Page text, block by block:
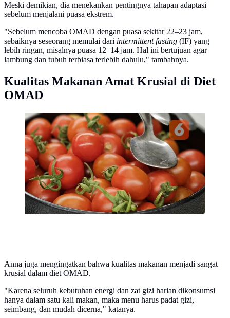
Meski demikian, dia menekankan pentingnya tahapan adaptasi
sebelum menjalani puasa ekstrem.
"Sebelum mencoba OMAD dengan puasa sekitar 22–23 jam,
sebaiknya seseorang memulai dari intermittent fasting (IF) yang
lebih ringan, misalnya puasa 12–14 jam. Hal ini bertujuan agar
lambung dan tubuh terbiasa terlebih dahulu," tambahnya.
Kualitas Makanan Amat Krusial di Diet
OMAD
Diet OMAD kian populer, namun berisiko bagi
kelompok tertentu. Simak siapa saja yang sebaiknya
tidak menjalani pola makan ini. (Foto: Aditya Eka
Prawira/Liputan6.com)
Anna juga mengingatkan bahwa kualitas makanan menjadi sangat
krusial dalam diet OMAD.
"Karena seluruh kebutuhan energi dan zat gizi harian dikonsumsi
hanya dalam satu kali makan, maka menu harus padat gizi,
seimbang, dan mudah dicerna," katanya.